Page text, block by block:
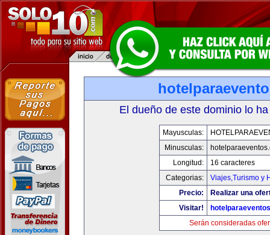
El dueño de este dominio lo
Mayusculas:
Minusculas:
Longitud:
16 caracteres
Categorias:
Viajes,Turismo y
Precio:
Realizar una
Visitar!
Serán consideradas